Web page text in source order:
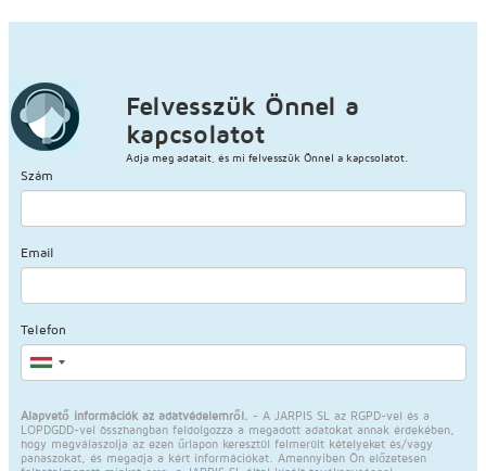
Felvesszük Önnel a
kapcsolatot
Adja meg adatait, és mi felvesszük Önnel a kapcsolatot.
Szám
Email
Telefon
Alapvető információk az adatvédelemről. - A JARPIS SL az RGPD-vel és a
LOPDGDD-vel összhangban feldolgozza a megadott adatokat annak érdekében,
hogy megválaszolja az ezen űrlapon keresztül felmerült kételyeket és/vagy
panaszokat, és megadja a kért információkat. Amennyiben Ön előzetesen